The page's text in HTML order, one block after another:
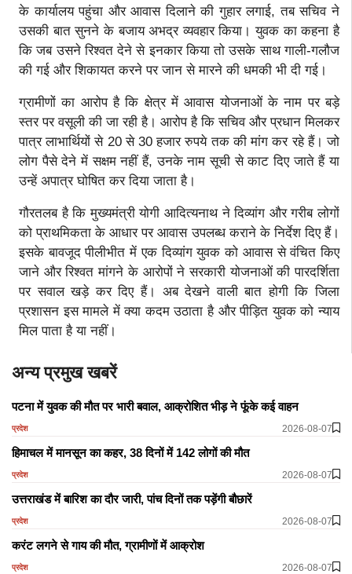
के कार्यालय पहुंचा और आवास दिलाने की गुहार लगाई, तब सचिव ने
उसकी बात सुनने के बजाय अभद्र व्यवहार किया। युवक का कहना है
कि जब उसने रिश्वत देने से इनकार किया तो उसके साथ गाली-गलौज
की गई और शिकायत करने पर जान से मारने की धमकी भी दी गई।
ग्रामीणों का आरोप है कि क्षेत्र में आवास योजनाओं के नाम पर बड़े
स्तर पर वसूली की जा रही है। आरोप है कि सचिव और प्रधान मिलकर
पात्र लाभार्थियों से 20 से 30 हजार रुपये तक की मांग कर रहे हैं। जो
लोग पैसे देने में सक्षम नहीं हैं, उनके नाम सूची से काट दिए जाते हैं या
उन्हें अपात्र घोषित कर दिया जाता है।
गौरतलब है कि मुख्यमंत्री योगी आदित्यनाथ ने दिव्यांग और गरीब लोगों
को प्राथमिकता के आधार पर आवास उपलब्ध कराने के निर्देश दिए हैं।
इसके बावजूद पीलीभीत में एक दिव्यांग युवक को आवास से वंचित किए
जाने और रिश्वत मांगने के आरोपों ने सरकारी योजनाओं की पारदर्शिता
पर सवाल खड़े कर दिए हैं। अब देखने वाली बात होगी कि जिला
प्रशासन इस मामले में क्या कदम उठाता है और पीड़ित युवक को न्याय
मिल पाता है या नहीं।
अन्य प्रमुख खबरें
पटना में युवक की मौत पर भारी बवाल, आक्रोशित भीड़ ने फूंके कई वाहन
प्रदेश 2026-08-07
हिमाचल में मानसून का कहर, 38 दिनों में 142 लोगों की मौत
प्रदेश 2026-08-07
उत्तराखंड में बारिश का दौर जारी, पांच दिनों तक पड़ेंगी बौछारें
प्रदेश 2026-08-07
करंट लगने से गाय की मौत, ग्रामीणों में आक्रोश
प्रदेश 2026-08-07